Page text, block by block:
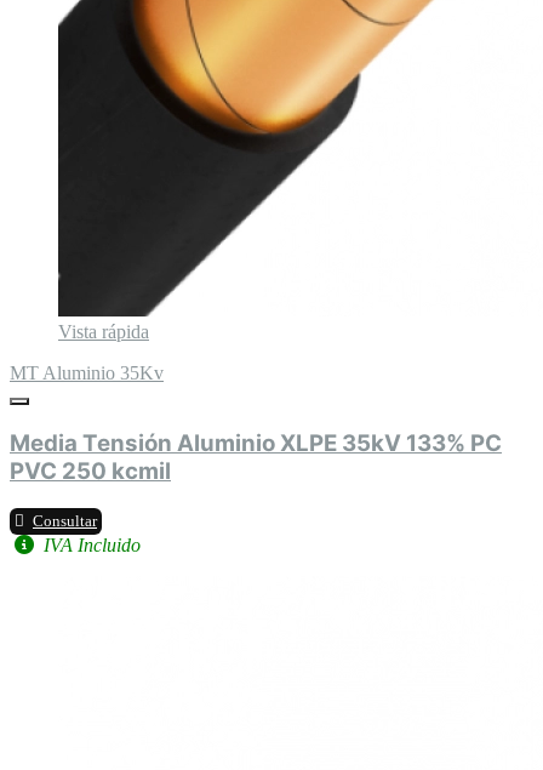
Vista rápida
MT Aluminio 35Kv
Media Tensión Aluminio XLPE 35kV 133% PC
PVC 250 kcmil
Consultar
IVA Incluido